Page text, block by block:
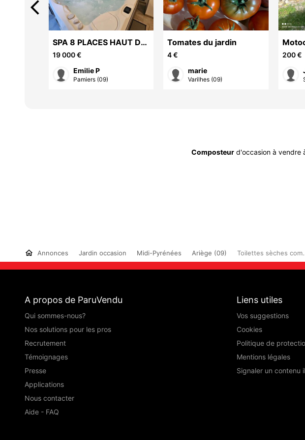
SPA 8 PLACES HAUT DE
GAMME
19 000 €
Emilie P
Pamiers (09)
Tomates du jardin
4 €
marie
Varilhes (09)
200 €
arrow_back_ios
Composteurd'occasion à vendre
Annonces Jardin occasion Midi-Pyrénées Ariège (09) Toilettes sèches
A propos de ParuVendu
Qui sommes-nous?
Nos solutions pour les pros
Recrutement
Témoignages
Presse
Applications
Nous contacter
Aide - FAQ
Liens utiles
Vos suggestions
Cookies
Politique de
Mentions légales
Signaler un contenu